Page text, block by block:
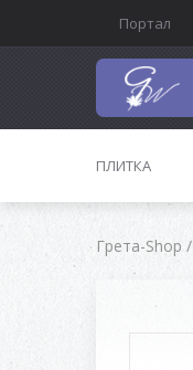
Портал
ПЛИТКА
Грета-Shop /